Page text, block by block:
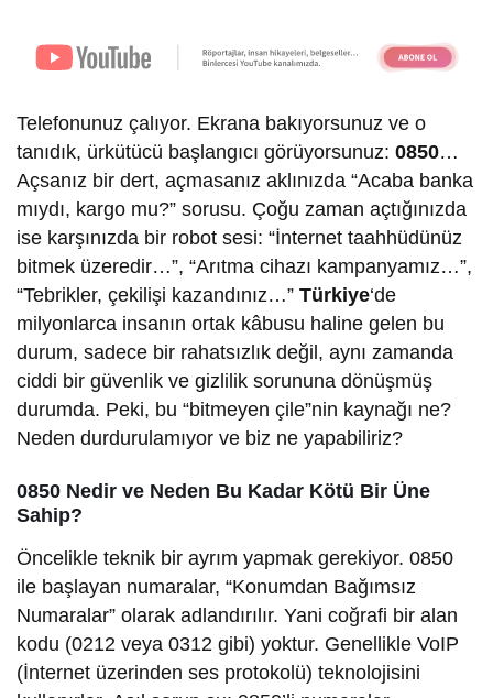
Telefonunuz çalıyor. Ekrana bakıyorsunuz ve o
tanıdık, ürkütücü başlangıcı görüyorsunuz:0850…
Açsanız bir dert, açmasanız aklınızda “Acaba banka
mıydı, kargo mu?” sorusu. Çoğu zaman açtığınızda
ise karşınızda bir robot sesi: “İnternet taahhüdünüz
bitmek üzeredir…”, “Arıtma cihazı kampanyamız…”,
“Tebrikler, çekilişi kazandınız…”Türkiye‘de
milyonlarca insanın ortak kâbusu haline gelen bu
durum, sadece bir rahatsızlık değil, aynı zamanda
ciddi bir güvenlik ve gizlilik sorununa dönüşmüş
durumda. Peki, bu “bitmeyen çile”nin kaynağı ne?
Neden durdurulamıyor ve biz ne yapabiliriz?
0850 Nedir ve Neden Bu Kadar Kötü Bir Üne
Sahip?
Öncelikle teknik bir ayrım yapmak gerekiyor. 0850
ile başlayan numaralar, “Konumdan Bağımsız
Numaralar” olarak adlandırılır. Yani coğrafi bir alan
kodu (0212 veya 0312 gibi) yoktur. Genellikle VoIP
(İnternet üzerinden ses protokolü) teknolojisini